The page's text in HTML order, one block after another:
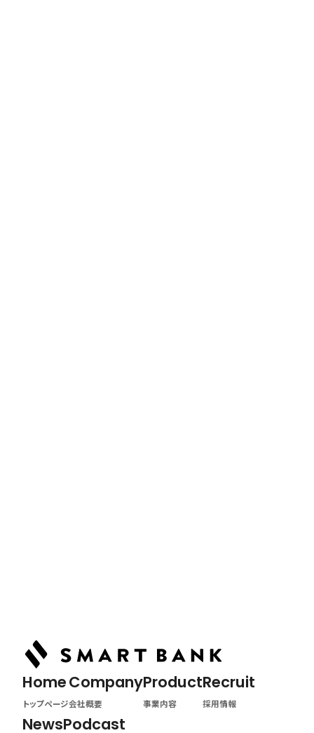
Home
トップページ
Company
会社概要
Product
事業内容
Recruit
採用情報
NewsPodcast